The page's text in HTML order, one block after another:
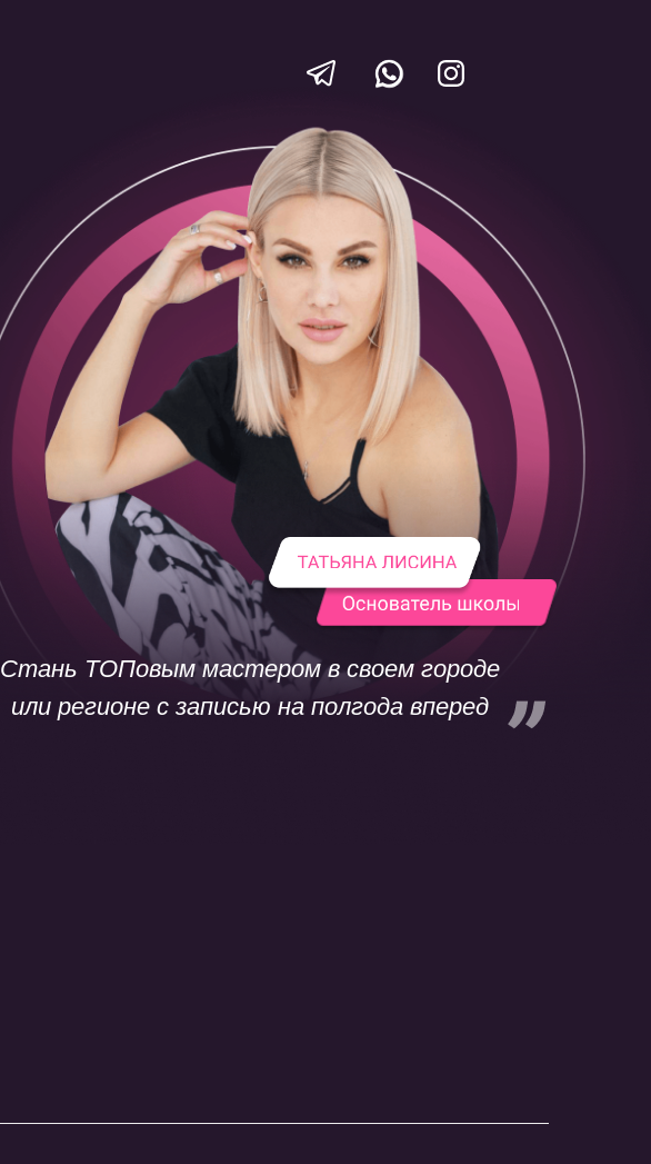
Стань ТОПовым мастером в своем городе
или регионе с записью на полгода вперед